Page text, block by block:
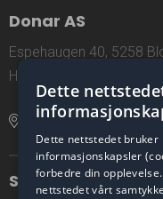
Donar AS
Espehaugen 40, 5258
Hordaland, Norway
Åpne lokasjon i
Sosiale medier
Dette
Dette nettstedet bruker
informasjonskapsler
forbedre din
nettstedet vårt